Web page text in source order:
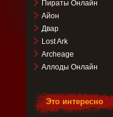
Пираты Онлайн
Айон
Двар
Lost Ark
Archeage
Аллоды Онлайн
Это интересно